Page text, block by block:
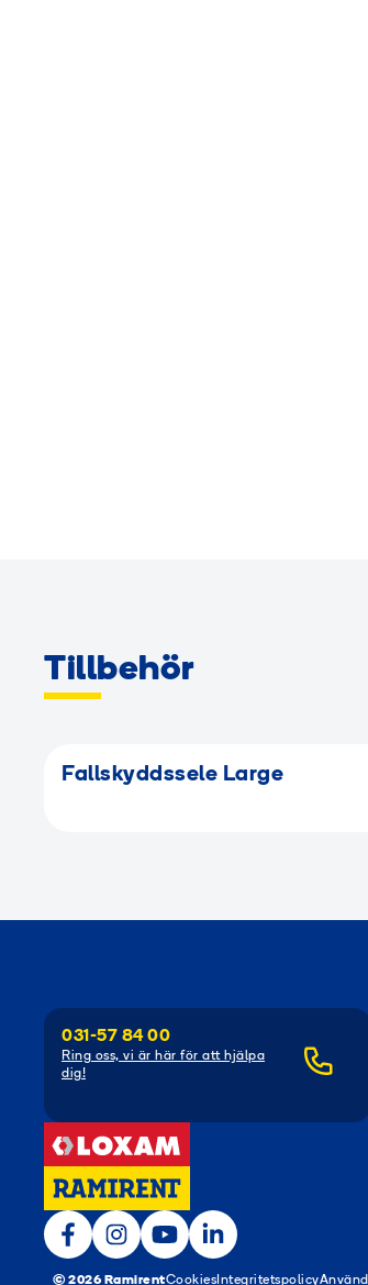
Tillbehör
Fallskyddssele Large
031-57 84 00
Ring oss, vi är här för att hjälpa
dig!
© 2026 RamirentCookies Integritetspolicy